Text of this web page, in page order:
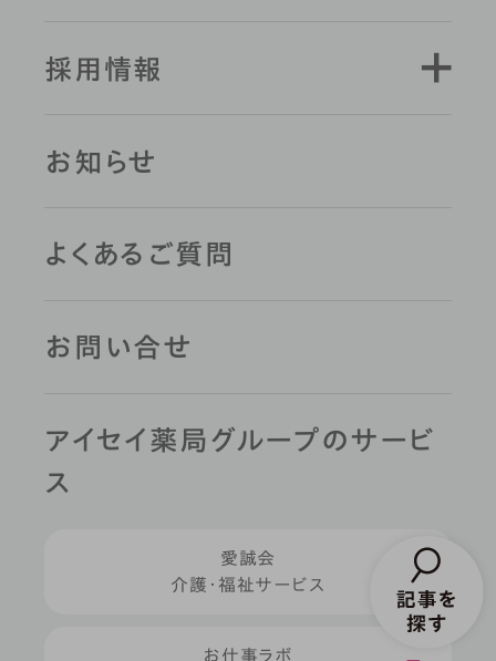
採用情報
お知らせ
よくあるご質問
お問い合せ
アイセイ薬局グループのサービ
ス
愛誠会
介護・福祉サービス
お仕事ラボ